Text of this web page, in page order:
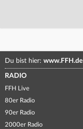
Du bist hier: www.FFH.de
RADIO
FFH Live
80er Radio
90er Radio
2000er Radio